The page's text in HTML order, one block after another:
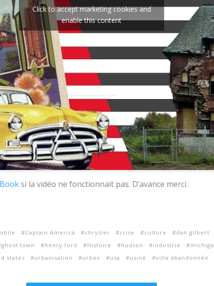
Click to accept marketing cookies and
enable this content
si la vidéo ne fonctionnait pas. D’avance merci.
Captain America chrysler crise culture dan gilbert
ghost town henry ford Histoire hudson industrie
states urbanisation urbex usa usine ville abandonnée